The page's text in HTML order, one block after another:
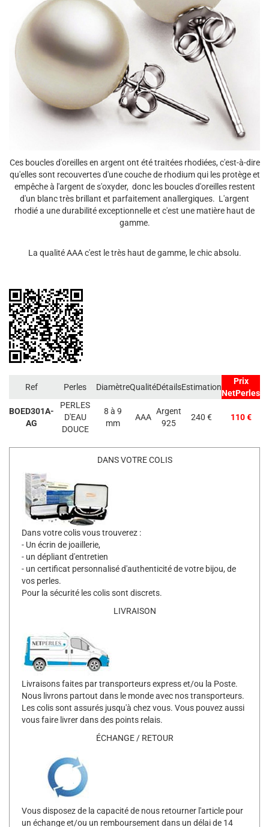
Ces boucles d'oreilles en argent ont été traitées rhodiées, c'est-à-dire
qu'elles sont recouvertes d'une couche de rhodium qui les protège et
empêche à l'argent de s'oxyder, donc les boucles d'oreilles restent
d'un blanc très brillant et parfaitement anallergiques. L'argent
rhodié a une durabilité exceptionnelle et c'est une matière haut de
gamme.
La qualité AAA c'est le très haut de gamme, le chic absolu.
Ref Perles DiamètreQualitéDétailsEstimation
Prix
NetPerles
BOED301A-
AG
PERLES
D'EAU
DOUCE
8 à 9
mm
AAA
Argent
925
240 € 110 €
DANS VOTRE COLIS
Dans votre colis vous trouverez :
- Un écrin de joaillerie,
- un dépliant d'entretien
- un certificat personnalisé d'authenticité de votre bijou, de
vos perles.
Pour la sécurité les colis sont discrets.
LIVRAISON
Livraisons faites par transporteurs express et/ou la Poste.
Nous livrons partout dans le monde avec nos transporteurs.
Les colis sont assurés jusqu'à chez vous. Vous pouvez aussi
vous faire livrer dans des points relais.
ÉCHANGE / RETOUR
Vous disposez de la capacité de nous retourner l'article pour
un échange et/ou un remboursement dans un délai de 14